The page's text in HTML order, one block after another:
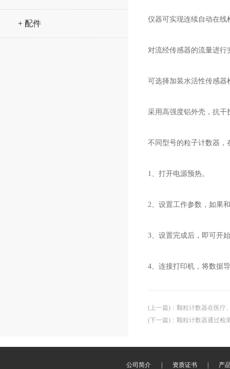
+ 配件 仪器可实现连续自动在线
对流经传感器的流量进行
可选择加装水活性传感器
采用高强度铝外壳，抗干
不同型号的粒子计数器，
1、打开电源预热。
2、设置工作参数，如果
3、设置完成后，即可开
4、连接打印机，将数据
(上一篇) ： 颗粒计数器在医疗
(下一篇) ： 颗粒计数器通过检
公司简介 资质证书 产